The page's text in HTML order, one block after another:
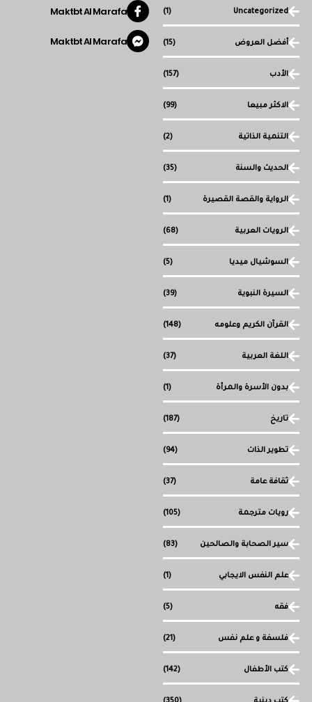
Uncategorized
(1)
أفضل العروض (15)
الأدب (157)
الاكثر مبيعا (99)
التنمية الذاتية (2)
الحديث والسنة (35)
الرواية والقصة القصيرة (1)
الرويات العربية (68)
السوشيال ميديا (5)
السيرة النبوية (39)
القرآن الكريم وعلومه (148)
اللغة العربية (37)
بدون الأسرة والمرأة (1)
تاريخ (187)
تطوير الذات (94)
ثقافة عامة (37)
رويات مترجمة (105)
سير الصحابة والصالحين (83)
علم النفس الايجابي (1)
فقه (5)
فلسفة و علم نفس (21)
كتب الأطفال (142)
Maktbt Al Marafa
Maktbt Al Marafa